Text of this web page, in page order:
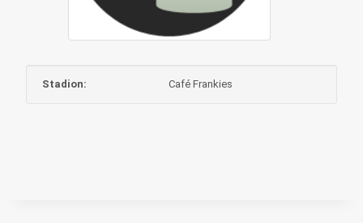
Stadion: Café Frankies